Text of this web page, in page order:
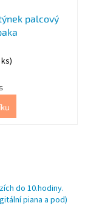
palcový
do 10.hodiny.
piana a pod)